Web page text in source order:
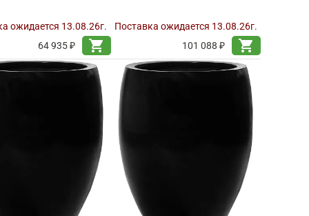
ожидается 13.08.26г.
64 935 ₽
shopping_cart
Поставка ожидается 13.08.26г.
101 088 ₽
shopping_cart